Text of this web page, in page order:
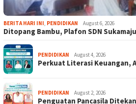
BERITA HARI INI, PENDIDIKAN August 6, 2026
Ditopang Bambu, Plafon SDN
PENDIDIKAN August 4, 2026
Perkuat Literasi Keuangan,
PENDIDIKAN August 2, 2026
Penguatan Pancasila